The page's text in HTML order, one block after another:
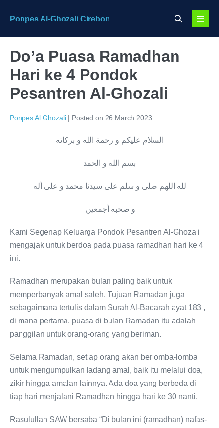
Ponpes Al-Ghozali Cirebon
Search
Menu
Do’a Puasa Ramadhan
Hari ke 4 Pondok
Pesantren Al-Ghozali
Ponpes Al Ghozali | Posted on 26 March 2023
السلام عليكم و رحمة الله و بركاته
بسم الله و الحمد
لله اللهم صلى و سلم على سيدنا محمد و على أله
و صحبه أجمعين
Kami Segenap Keluarga Pondok Pesantren Al-Ghozali
mengajak untuk berdoa pada puasa ramadhan hari ke 4
ini.
Ramadhan merupakan bulan paling baik untuk
memperbanyak amal saleh. Tujuan Ramadan juga
sebagaimana tertulis dalam Surah Al-Baqarah ayat 183 ,
di mana pertama, puasa di bulan Ramadan itu adalah
panggilan untuk orang-orang yang beriman.
Selama Ramadan, setiap orang akan berlomba-lomba
untuk mengumpulkan ladang amal, baik itu melalui doa,
zikir hingga amalan lainnya. Ada doa yang berbeda di
tiap hari menjalani Ramadhan hingga hari ke 30 nanti.
Rasulullah SAW bersaba “Di bulan ini (ramadhan) nafas-